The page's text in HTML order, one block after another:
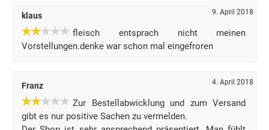
klaus 9. April 2018
fleisch entsprach nicht meinen
Vorstellungen.denke war schon mal eingefroren
Franz 4. April 2018
Zur Bestellabwicklung und zum Versand
gibt es nur positive Sachen zu vermelden.